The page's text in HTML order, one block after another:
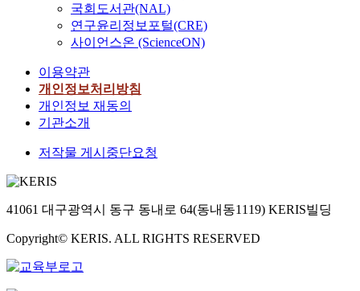
국회도서관(NAL)
연구윤리정보포털(CRE)
사이언스온 (ScienceON)
이용약관
개인정보처리방침
개인정보 재동의
기관소개
저작물 게시중단요청
41061 대구광역시 동구 동내로 64(동내동1119) KERIS빌딩
Copyright© KERIS. ALL RIGHTS RESERVED